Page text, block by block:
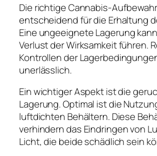
Die richtige Cannabis-
entscheidend für die Erhaltung
Eine ungeeignete Lagerung
Verlust der Wirksamkeit führen.
Kontrollen der
unerlässlich.
Ein wichtiger Aspekt ist die
Lagerung. Optimal ist die
luftdichten Behältern. Diese
verhindern das Eindringen von
Licht, die beide schädlich sein